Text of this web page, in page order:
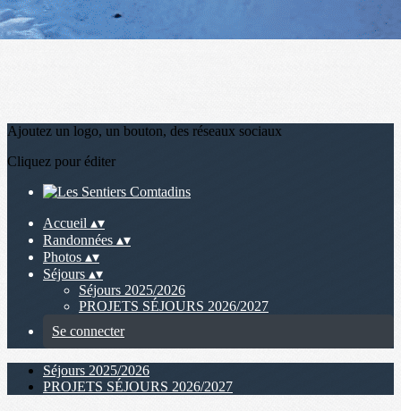
Ajoutez un logo, un bouton, des réseaux sociaux
Cliquez pour éditer
Accueil ▴▾
Randonnées ▴▾
Photos ▴▾
Séjours ▴▾
Séjours 2025/2026
PROJETS SÉJOURS 2026/2027
Se connecter
Séjours 2025/2026
PROJETS SÉJOURS 2026/2027